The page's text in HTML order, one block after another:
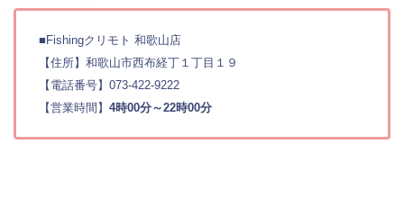
■Fishingクリモト 和歌山店
【住所】和歌山市西布経丁１丁目１９
【電話番号】073-422-9222
【営業時間】 4時00分～22時00分